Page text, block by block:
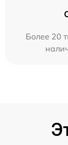
Более 20